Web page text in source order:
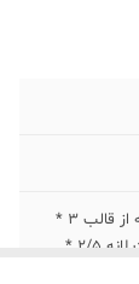
ابعاد حدودی خروجی گیفت خانه از قالب 3 *
2/5 سانت و ابعاد خروجی گیفت لانه 2/5 *